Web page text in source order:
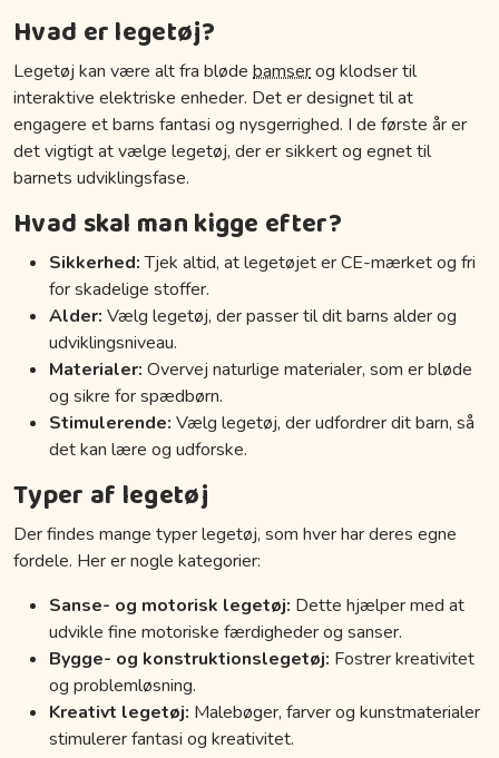
Hvad er legetøj?
Legetøj kan være alt fra bløde bamserog klodser til
interaktive elektriske enheder. Det er designet til at
engagere et barns fantasi og nysgerrighed. I de første år er
det vigtigt at vælge legetøj, der er sikkert og egnet til
barnets udviklingsfase.
Hvad skal man kigge efter?
Sikkerhed:Tjek altid, at legetøjet er CE-mærket og fri
for skadelige stoffer.
Alder: Vælg legetøj, der passer til dit barns alder og
udviklingsniveau.
Materialer: Overvej naturlige materialer, som er bløde
og sikre for spædbørn.
Stimulerende: Vælg legetøj, der udfordrer dit barn, så
det kan lære og udforske.
Typer af legetøj
Der findes mange typer legetøj, som hver har deres egne
fordele. Her er nogle kategorier:
Sanse- og motorisk legetøj: Dette hjælper med at
udvikle fine motoriske færdigheder og sanser.
Bygge- og konstruktionslegetøj: Fostrer kreativitet
og problemløsning.
Kreativt legetøj: Malebøger, farver og kunstmaterialer
stimulerer fantasi og kreativitet.